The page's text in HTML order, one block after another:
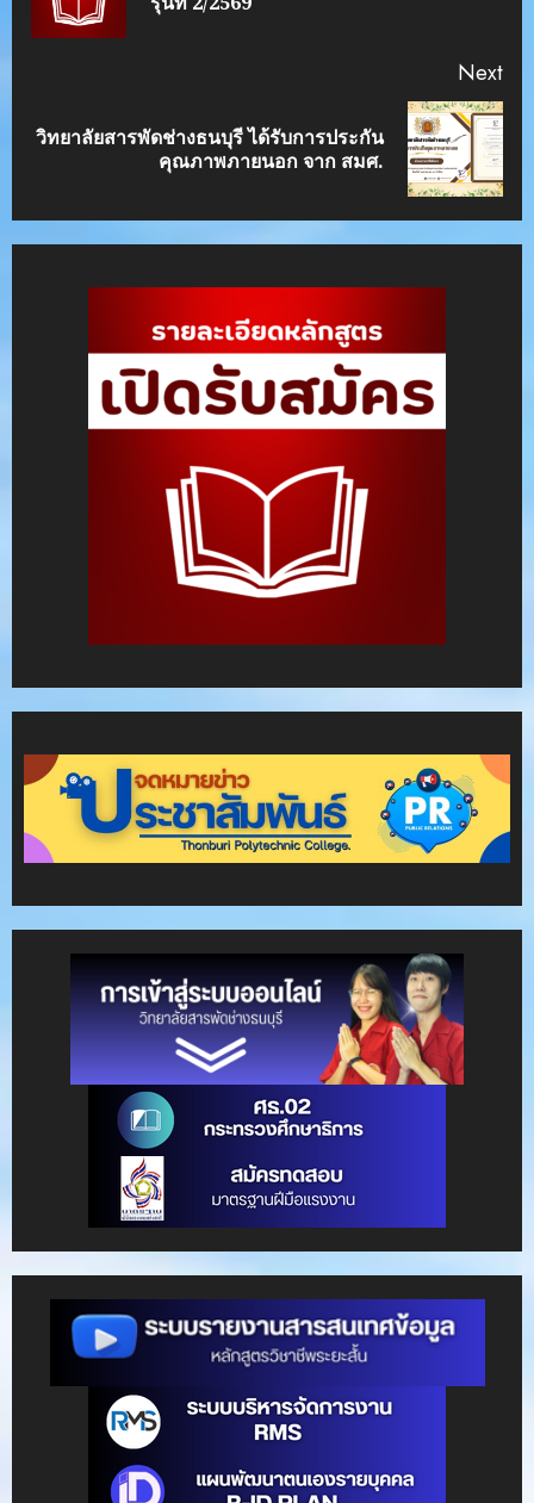
Next
Next
วิทยาลัยสารพัดช่างธนบุรี ได้รับการประกัน
คุณภาพภายนอก จาก สมศ.